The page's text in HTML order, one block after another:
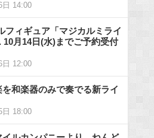
日 14:00
フィギュア「マジカルミライ
10月14日(水)までご予約受付
日 12:00
和楽器のみで奏でる新ライ
日 18:00